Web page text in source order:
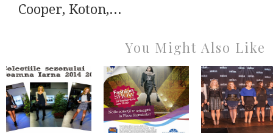
Cooper, Koton,...
You Might Also Like